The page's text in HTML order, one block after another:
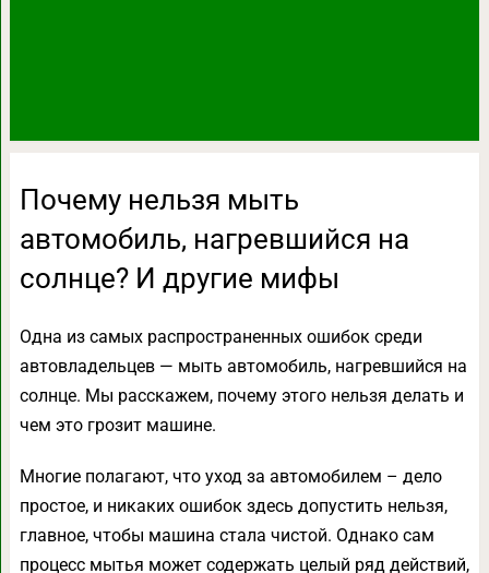
Почему нельзя мыть
автомобиль, нагревшийся на
солнце? И другие мифы
Одна из самых распространенных ошибок среди
автовладельцев — мыть автомобиль, нагревшийся на
солнце. Мы расскажем, почему этого нельзя делать и
чем это грозит машине.
Многие полагают, что уход за автомобилем – дело
простое, и никаких ошибок здесь допустить нельзя,
главное, чтобы машина стала чистой. Однако сам
процесс мытья может содержать целый ряд действий,